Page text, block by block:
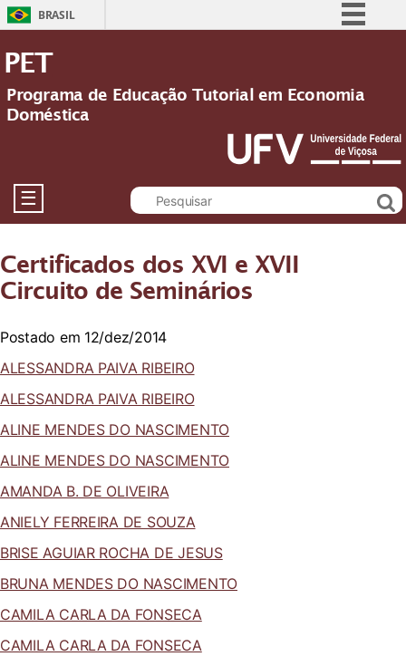
BRASIL
Participe
Acesso à informação
Legislação
Canais
PET
Programa de Educação Tutorial em Economia
Doméstica
☰
Certificados dos XVI e XVII
Circuito de Seminários
Postado em 12/dez/2014
ALESSANDRA PAIVA RIBEIRO
ALESSANDRA PAIVA RIBEIRO
ALINE MENDES DO NASCIMENTO
ALINE MENDES DO NASCIMENTO
AMANDA B. DE OLIVEIRA
ANIELY FERREIRA DE SOUZA
BRISE AGUIAR ROCHA DE JESUS
BRUNA MENDES DO NASCIMENTO
CAMILA CARLA DA FONSECA
CAMILA CARLA DA FONSECA